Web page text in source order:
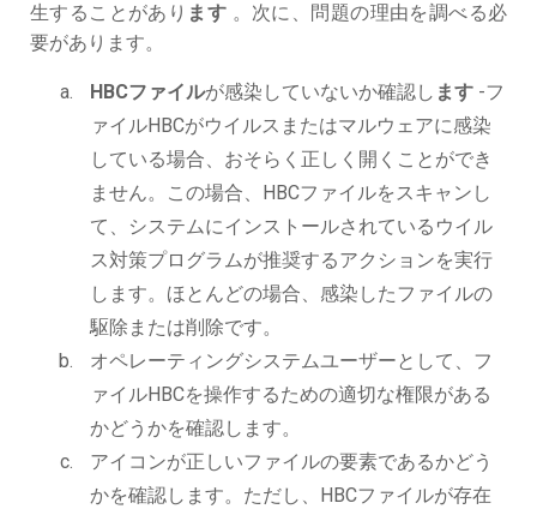
生することがあり ます 。次に、問題の理由を調べる必
要があります。
HBCファイルが感染していないか確認し ます -フ
ァイルHBCがウイルスまたはマルウェアに感染
している場合、おそらく正しく開くことができ
ません。この場合、HBCファイルをスキャンし
て、システムにインストールされているウイル
ス対策プログラムが推奨するアクションを実行
します。ほとんどの場合、感染したファイルの
駆除または削除です。
オペレーティングシステムユーザーとして、フ
ァイルHBCを操作するための適切な権限がある
かどうかを確認します。
アイコンが正しいファイルの要素であるかどう
かを確認します。ただし、HBCファイルが存在